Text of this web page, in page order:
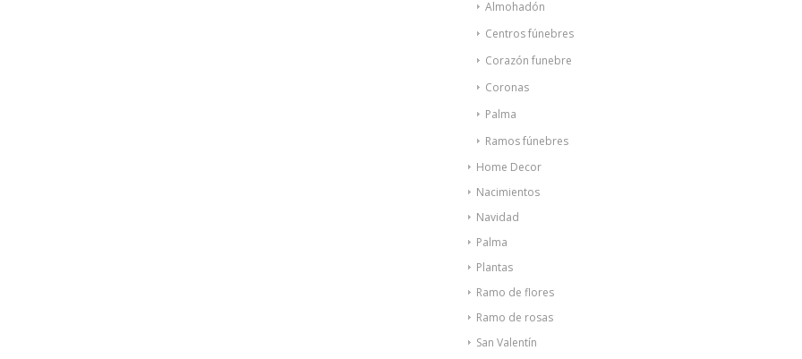
Almohadón
Centros fúnebres
Corazón funebre
Coronas
Palma
Ramos fúnebres
Home Decor
Nacimientos
Navidad
Palma
Plantas
Ramo de flores
Ramo de rosas
San Valentín